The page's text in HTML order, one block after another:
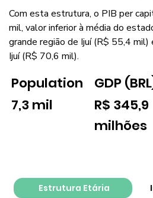
Estrutura Etária
Com esta estrutura, o PIB per
mil, valor inferior à média do
grande região de Ijuí (R$ 55,4 mil)
Ijuí (R$ 70,6 mil).
Population
7,3 mil
GDP
R$ 345,9
milhões